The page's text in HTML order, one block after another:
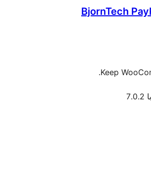
BjornTech
Keep